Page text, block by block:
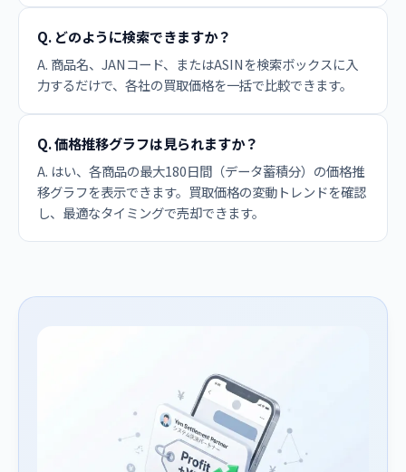
Q. どのように検索できますか？
A. 商品名、JANコード、またはASINを検索ボックスに入
力するだけで、各社の買取価格を一括で比較できます。
Q. 価格推移グラフは見られますか？
A. はい、各商品の最大180日間（データ蓄積分）の価格推
移グラフを表示できます。買取価格の変動トレンドを確認
し、最適なタイミングで売却できます。